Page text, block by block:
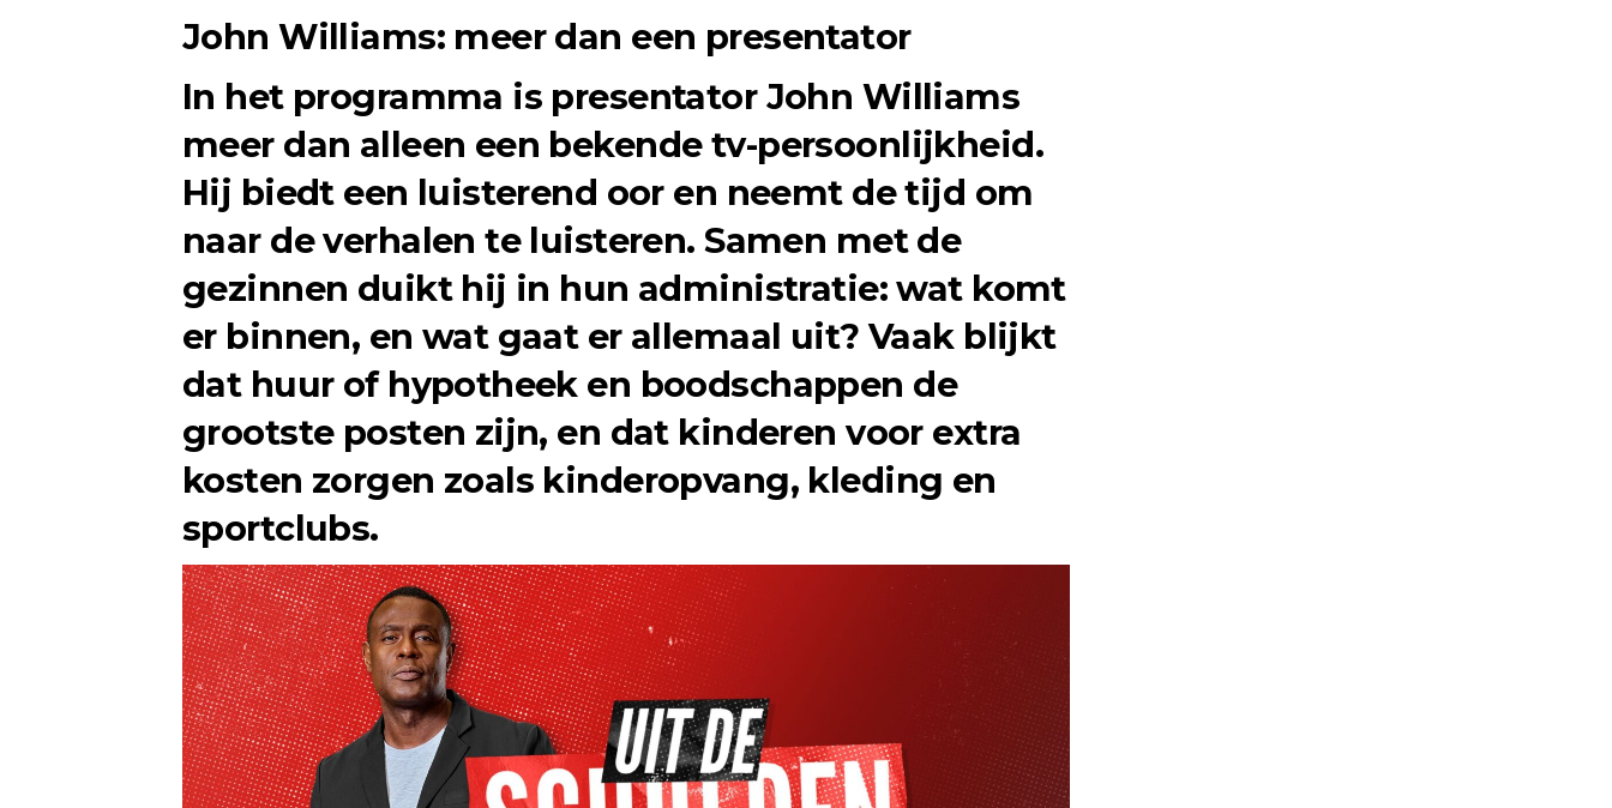
John Williams: meer dan een presentator
In het programma is presentator John Williams
meer dan alleen een bekende tv-persoonlijkheid.
Hij biedt een luisterend oor en neemt de tijd om
naar de verhalen te luisteren. Samen met de
gezinnen duikt hij in hun administratie: wat komt
er binnen, en wat gaat er allemaal uit? Vaak blijkt
dat huur of hypotheek en boodschappen de
grootste posten zijn, en dat kinderen voor extra
kosten zorgen zoals kinderopvang, kleding en
sportclubs.